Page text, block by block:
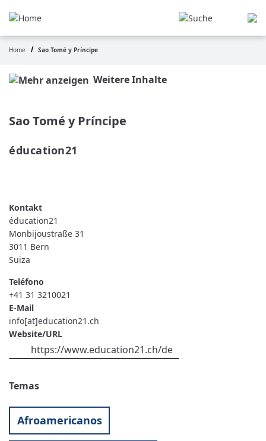
principal
Ruta
de
Home Sao Tomé y Príncipe
Weitere Inhalte
Sao Tomé y Príncipe
éducation21
éducation21
Monbijoustraße 31
3011 Bern
Suiza
Teléfono
+41 31 3210021
E-Mail
info[at]education21.ch
Website/URL
https://www.education21.ch/de
Temas
Afroamericanos